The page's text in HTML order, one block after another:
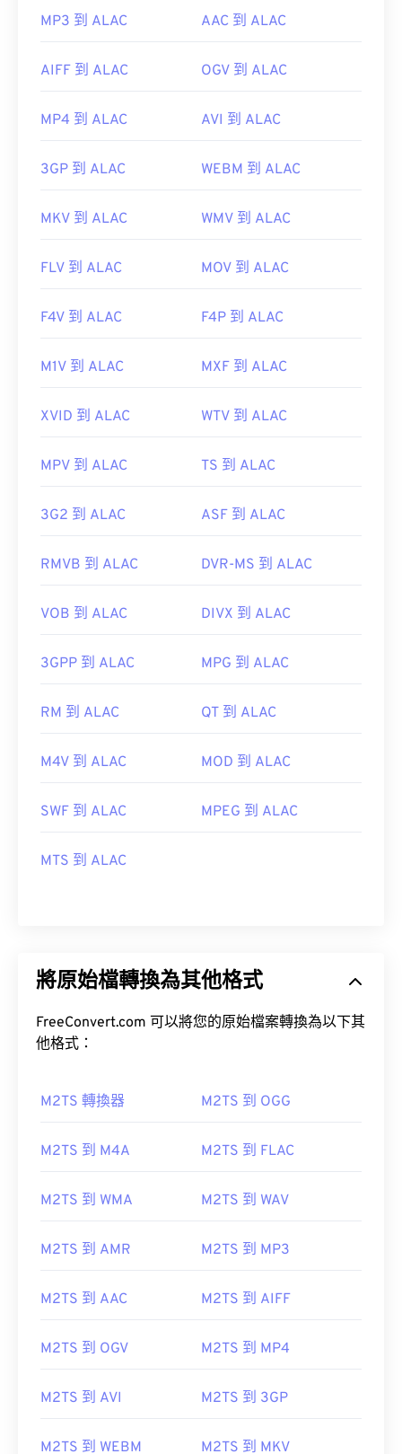
MP3 到 ALAC AAC 到 ALAC
AIFF 到 ALAC OGV 到 ALAC
MP4 到 ALAC AVI 到 ALAC
3GP 到 ALAC WEBM 到 ALAC
MKV 到 ALAC WMV 到 ALAC
FLV 到 ALAC MOV 到 ALAC
F4V 到 ALAC F4P 到 ALAC
M1V 到 ALAC MXF 到 ALAC
XVID 到 ALAC WTV 到 ALAC
MPV 到 ALAC TS 到 ALAC
3G2 到 ALAC ASF 到 ALAC
RMVB 到 ALAC DVR-MS 到 ALAC
VOB 到 ALAC DIVX 到 ALAC
3GPP 到 ALAC MPG 到 ALAC
RM 到 ALAC QT 到 ALAC
M4V 到 ALAC MOD 到 ALAC
SWF 到 ALAC MPEG 到 ALAC
MTS 到 ALAC
將原始檔轉換為其他格式
FreeConvert.com 可以將您的原始檔案轉換為以下其
他格式：
M2TS 轉換器 M2TS 到 OGG
M2TS 到 M4A M2TS 到 FLAC
M2TS 到 WMA M2TS 到 WAV
M2TS 到 AMR M2TS 到 MP3
M2TS 到 AAC M2TS 到 AIFF
M2TS 到 OGV M2TS 到 MP4
M2TS 到 AVI M2TS 到 3GP
M2TS 到 WEBM M2TS 到 MKV